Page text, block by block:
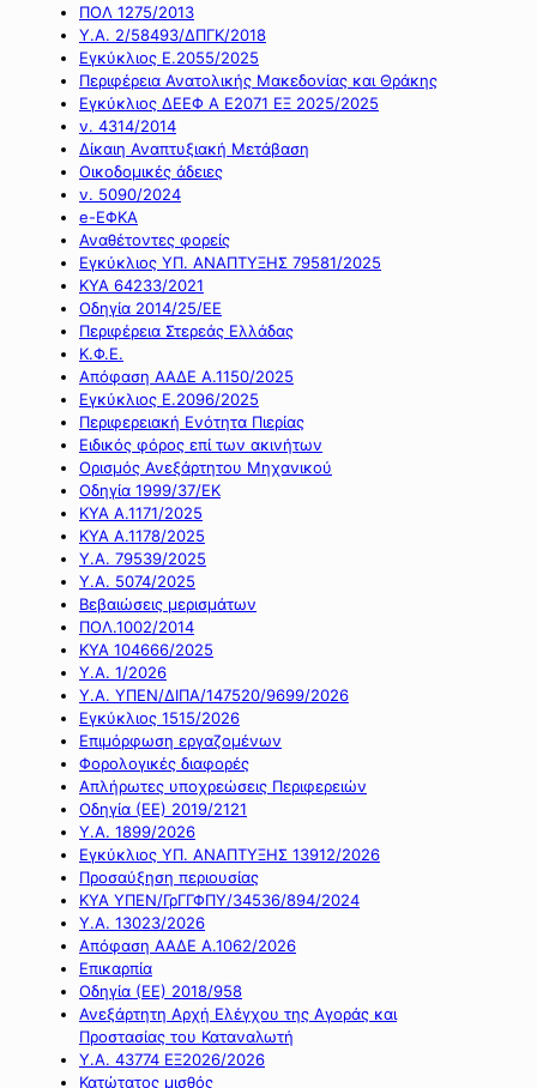
ΠΟΛ 1275/2013
Υ.Α. 2/58493/ΔΠΓΚ/2018
Εγκύκλιος Ε.2055/2025
Περιφέρεια Ανατολικής Μακεδονίας και Θράκης
Εγκύκλιος ΔΕΕΦ Α Ε2071 ΕΞ 2025/2025
ν. 4314/2014
Δίκαιη Αναπτυξιακή Μετάβαση
Οικοδομικές άδειες
ν. 5090/2024
e-ΕΦΚΑ
Αναθέτοντες φορείς
Εγκύκλιος ΥΠ. ΑΝΑΠΤΥΞΗΣ 79581/2025
ΚΥΑ 64233/2021
Οδηγία 2014/25/ΕΕ
Περιφέρεια Στερεάς Ελλάδας
Κ.Φ.Ε.
Απόφαση ΑΑΔΕ Α.1150/2025
Εγκύκλιος Ε.2096/2025
Περιφερειακή Ενότητα Πιερίας
Ειδικός φόρος επί των ακινήτων
Ορισμός Ανεξάρτητου Μηχανικού
Οδηγία 1999/37/ΕΚ
ΚΥΑ Α.1171/2025
ΚΥΑ Α.1178/2025
Υ.Α. 79539/2025
Υ.Α. 5074/2025
Βεβαιώσεις μερισμάτων
ΠΟΛ.1002/2014
ΚΥΑ 104666/2025
Υ.Α. 1/2026
Υ.Α. ΥΠΕΝ/ΔΙΠΑ/147520/9699/2026
Εγκύκλιος 1515/2026
Επιμόρφωση εργαζομένων
Φορολογικές διαφορές
Απλήρωτες υποχρεώσεις Περιφερειών
Οδηγία (ΕΕ) 2019/2121
Υ.Α. 1899/2026
Εγκύκλιος ΥΠ. ΑΝΑΠΤΥΞΗΣ 13912/2026
Προσαύξηση περιουσίας
ΚΥΑ ΥΠΕΝ/ΓρΓΓΦΠΥ/34536/894/2024
Υ.Α. 13023/2026
Απόφαση ΑΑΔΕ Α.1062/2026
Επικαρπία
Οδηγία (ΕΕ) 2018/958
Ανεξάρτητη Αρχή Ελέγχου της Αγοράς και
Προστασίας του Καταναλωτή
Υ.Α. 43774 ΕΞ2026/2026
Κατώτατος μισθός